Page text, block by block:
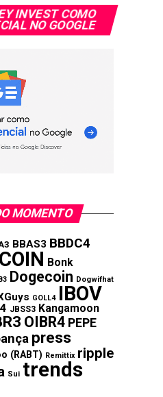
INVEST COMO
NO GOOGLE
MOMENTO
BBAS3 BBDC4
Bonk
Dogecoin Dogwifhat
GOLL4 IBOV
JBSS3 Kangamoon
OIBR4 PEPE
press
(RABT) Remittix ripple
Sui trends